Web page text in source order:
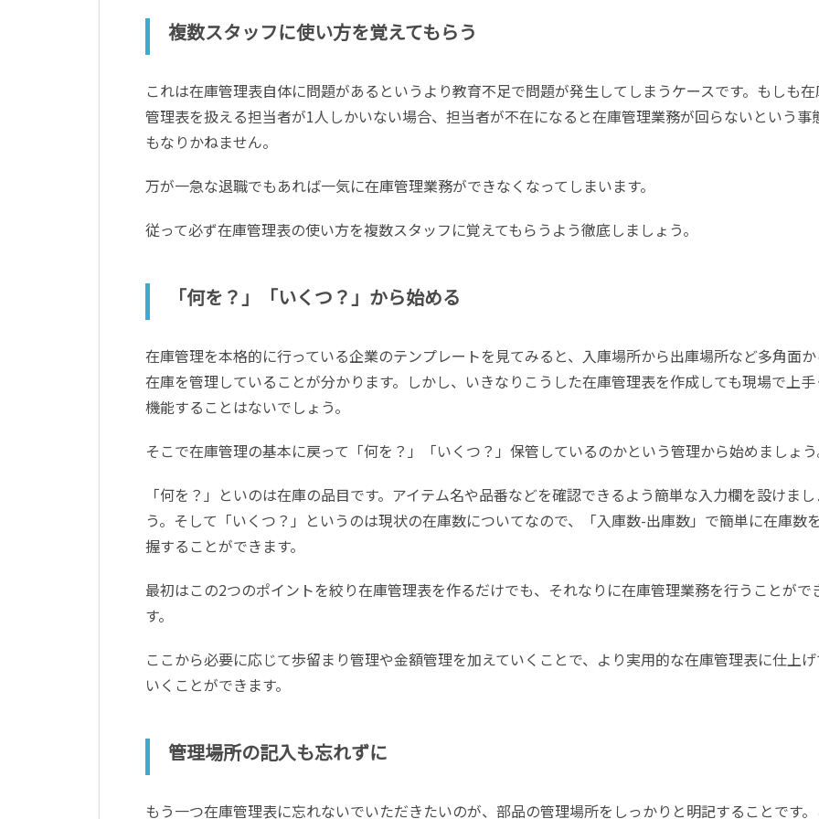
複数スタッフに使い方を覚えてもらう
これは在庫管理表自体に問題があるというより教育不足で問題が発生してしまうケースです。もしも
管理表を扱える担当者が1人しかいない場合、担当者が不在になると在庫管理業務が回らないという事
もなりかねません。
万が一急な退職でもあれば一気に在庫管理業務ができなくなってしまいます。
従って必ず在庫管理表の使い方を複数スタッフに覚えてもらうよう徹底しましょう。
「何を？」「いくつ？」から始める
在庫管理を本格的に行っている企業のテンプレートを見てみると、入庫場所から出庫場所など多角面か
在庫を管理していることが分かります。しかし、いきなりこうした在庫管理表を作成しても現場で上手
機能することはないでしょう。
そこで在庫管理の基本に戻って「何を？」「いくつ？」保管しているのかという管理から始めましょう
「何を？」といのは在庫の品目です。アイテム名や品番などを確認できるよう簡単な入力欄を設けまし
う。そして「いくつ？」というのは現状の在庫数についてなので、「入庫数-出庫数」で簡単に在庫数
握することができます。
最初はこの2つのポイントを絞り在庫管理表を作るだけでも、それなりに在庫管理業務を行うことがで
す。
ここから必要に応じて歩留まり管理や金額管理を加えていくことで、より実用的な在庫管理表に仕上げ
いくことができます。
管理場所の記入も忘れずに
もう一つ在庫管理表に忘れないでいただきたいのが、部品の管理場所をしっかりと明記することです。